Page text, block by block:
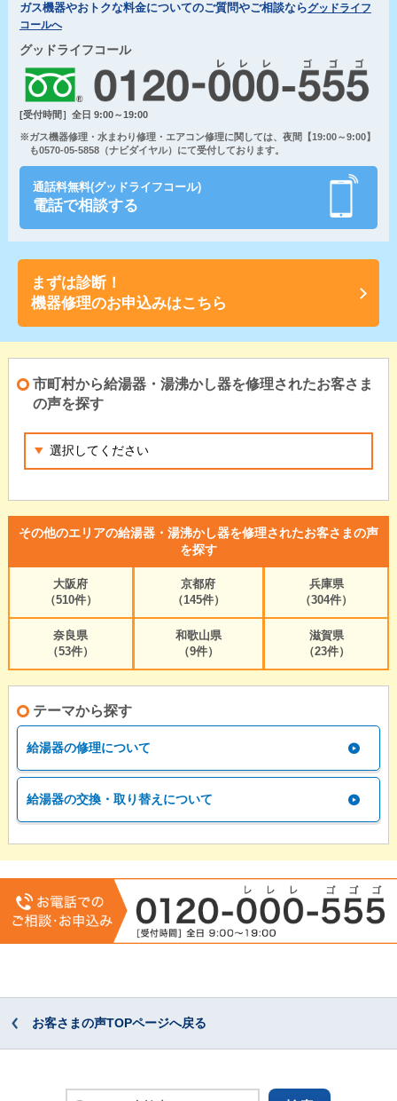
ガス機器やおトクな料金についてのご質問やご相談ならグッドライフ
コールへ
グッドライフコール
[受付時間］全日 9:00～19:00
※ガス機器修理・水まわり修理・エアコン修理に関しては、夜間【19:00～9:00】
も0570-05-5858（ナビダイヤル）にて受付しております。
通話料無料(グッドライフコール)
電話で相談する
まずは診断！
機器修理のお申込みはこちら
市町村から給湯器・湯沸かし器を修理されたお客さま
の声を探す
その他のエリアの給湯器・湯沸かし器を修理されたお客さまの声
を探す
大阪府
（510件）
京都府
（145件）
兵庫県
（304件）
奈良県
（53件）
和歌山県
（9件）
滋賀県
（23件）
テーマから探す
給湯器の修理について
給湯器の交換・取り替えについて
お客さまの声TOPページへ戻る